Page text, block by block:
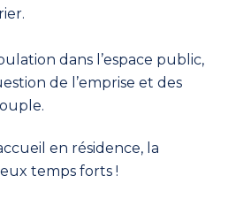
dans l’espace public,
de l’emprise et des
en résidence, la
temps forts !